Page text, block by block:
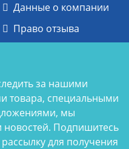
Данные о компании
Право отзыва
за нашими
товара, специальными
мы
новостей. Подпишитесь
для получения